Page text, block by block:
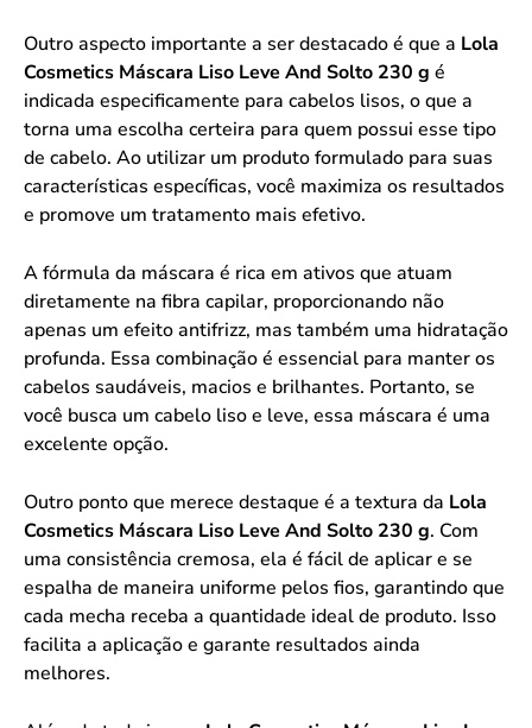
Outro aspecto importante a ser destacado é que a Lola
Cosmetics Máscara Liso Leve And Solto 230 g é
indicada especificamente para cabelos lisos, o que a
torna uma escolha certeira para quem possui esse tipo
de cabelo. Ao utilizar um produto formulado para suas
características específicas, você maximiza os resultados
e promove um tratamento mais efetivo.
A fórmula da máscara é rica em ativos que atuam
diretamente na fibra capilar, proporcionando não
apenas um efeito antifrizz, mas também uma hidratação
profunda. Essa combinação é essencial para manter os
cabelos saudáveis, macios e brilhantes. Portanto, se
você busca um cabelo liso e leve, essa máscara é uma
excelente opção.
Outro ponto que merece destaque é a textura da Lola
Cosmetics Máscara Liso Leve And Solto 230 g. Com
uma consistência cremosa, ela é fácil de aplicar e se
espalha de maneira uniforme pelos fios, garantindo que
cada mecha receba a quantidade ideal de produto. Isso
facilita a aplicação e garante resultados ainda
melhores.